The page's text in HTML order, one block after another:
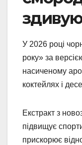
У 2026 році
року» за
насиченому
коктейлях і
Екстракт з
підвищує
прискорює